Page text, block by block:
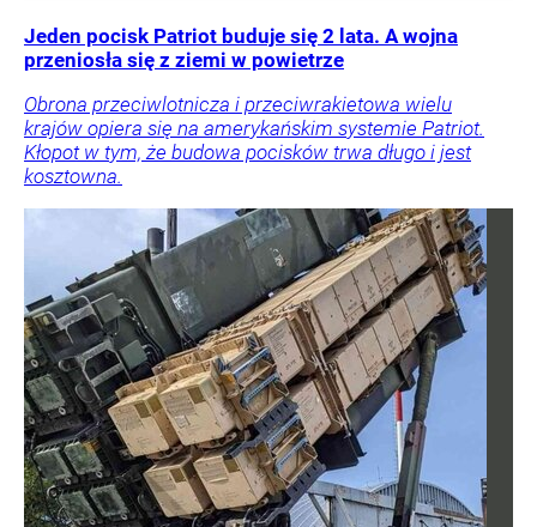
Jeden pocisk Patriot buduje się 2 lata. A wojna
przeniosła się z ziemi w powietrze
Obrona przeciwlotnicza i przeciwrakietowa wielu
krajów opiera się na amerykańskim systemie Patriot.
Kłopot w tym, że budowa pocisków trwa długo i jest
kosztowna.